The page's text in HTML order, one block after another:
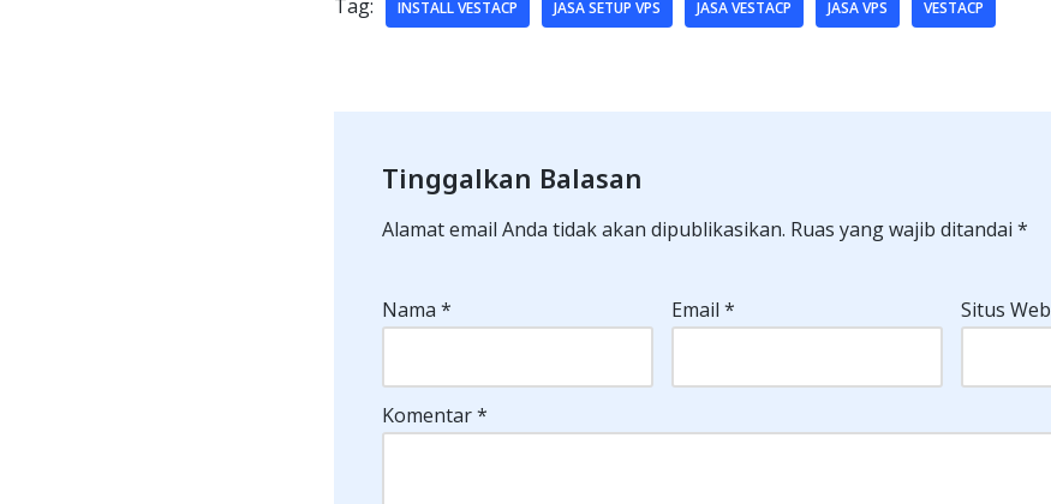
Tag: INSTALL VESTACP JASA SETUP VPS JASA VESTACP JASA VPS VESTACP
Tinggalkan Balasan
Alamat email Anda tidak akan dipublikasikan. Ruas yang wajib ditandai *
Nama * Email * Situs Web
Komentar*